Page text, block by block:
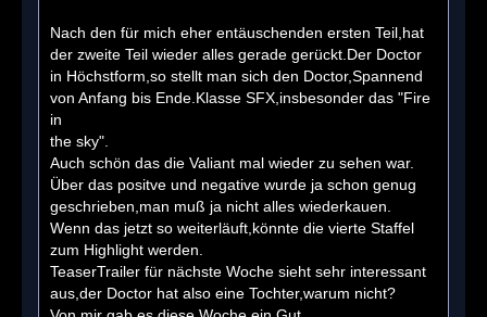
Nach den für mich eher entäuschenden ersten Teil,hat
der zweite Teil wieder alles gerade gerückt.Der Doctor
in Höchstform,so stellt man sich den Doctor,Spannend
von Anfang bis Ende.Klasse SFX,insbesonder das "Fire
in
the sky".
Auch schön das die Valiant mal wieder zu sehen war.
Über das positve und negative wurde ja schon genug
geschrieben,man muß ja nicht alles wiederkauen.
Wenn das jetzt so weiterläuft,könnte die vierte Staffel
zum Highlight werden.
TeaserTrailer für nächste Woche sieht sehr interessant
aus,der Doctor hat also eine Tochter,warum nicht?